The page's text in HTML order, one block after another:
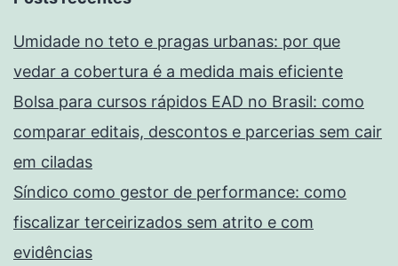
Umidade no teto e pragas urbanas: por que
vedar a cobertura é a medida mais eficiente
Bolsa para cursos rápidos EAD no Brasil: como
comparar editais, descontos e parcerias sem cair
em ciladas
Síndico como gestor de performance: como
fiscalizar terceirizados sem atrito e com
evidências